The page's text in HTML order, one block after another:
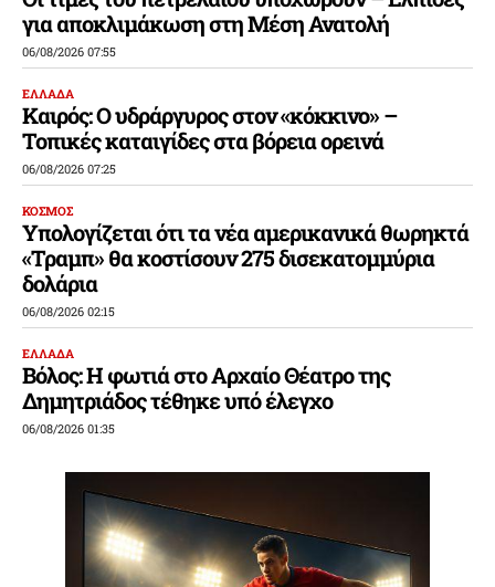
για αποκλιμάκωση στη Μέση Ανατολή
06/08/2026 07:55
ΕΛΛΑΔΑ
Καιρός: Ο υδράργυρος στον «κόκκινο» –
Τοπικές καταιγίδες στα βόρεια ορεινά
06/08/2026 07:25
ΚΟΣΜΟΣ
Υπολογίζεται ότι τα νέα αμερικανικά θωρηκτά
«Τραμπ» θα κοστίσουν 275 δισεκατομμύρια
δολάρια
06/08/2026 02:15
ΕΛΛΑΔΑ
Βόλος: Η φωτιά στο Αρχαίο Θέατρο της
Δημητριάδος τέθηκε υπό έλεγχο
06/08/2026 01:35